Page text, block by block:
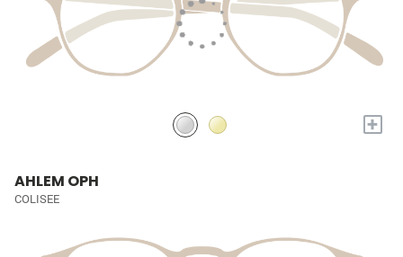
+
AHLEM OPH
COLISEE